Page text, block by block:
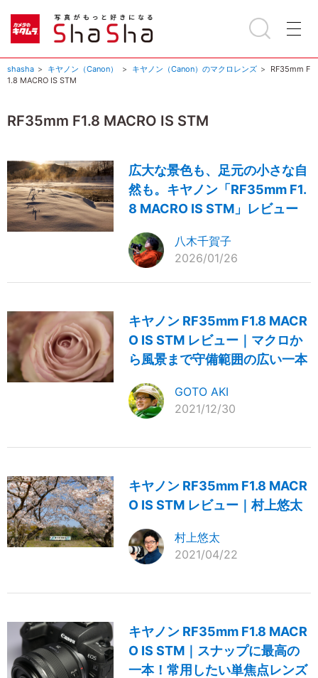
shasha キヤノン（Canon） キヤノン（Canon）のマクロレンズ
RF35mm F
1.8 MACRO IS STM
RF35mm F1.8 MACRO IS STM
広大な景色も、足元の小さな自
然も。キヤノン「RF35mm F1.
8 MACRO IS STM」レビュー
八木千賀子
2026/01/26
キヤノン RF35mm F1.8 MACR
O IS STM レビュー｜マクロか
ら風景まで守備範囲の広い一本
GOTO AKI
2021/12/30
キヤノン RF35mm F1.8 MACR
O IS STM レビュー｜村上悠太
村上悠太
2021/04/22
キヤノン RF35mm F1.8 MACR
O IS STM｜スナップに最高の
一本！常用したい単焦点レンズ